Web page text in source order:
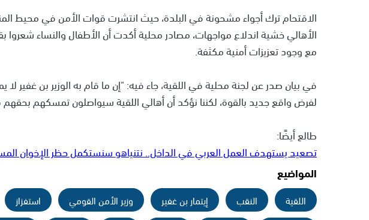
الاقتحام ترك أجواء مشحونة في البلدة، حيث انتشرت قوات الأمن في محيط
الأهالي خشية اندلاع مواجهات، مصادر محلية أكدت أن الأطفال والنساء شعروا
مع وجود تعزيزات أمنية مكثفة.
في بيان صدر عن لجنة محلية في اللقية، جاء فيه: "إن ما قام به الوزير بن غفير لا
لفرض واقع جديد بالقوة، لكننا نؤكد أن أهالي اللقية سيواصلون تمسكهم
طالع أيضًا:
تصعيد يستهدف العمل العربي في الداخل.. نتنياهو سنستكمل حظر الإخوان
المواضيع
اللقية النقب إيتمار بن غفير وزير الأمن القومي استفزاز